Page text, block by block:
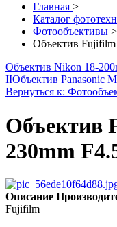
Главная >
Каталог
Фотообъективы >
Объектив
Объектив Nikon 18-
IIОбъектив Panasonic
Вернуться к:
Объектив
230mm
Описание
Fujifilm